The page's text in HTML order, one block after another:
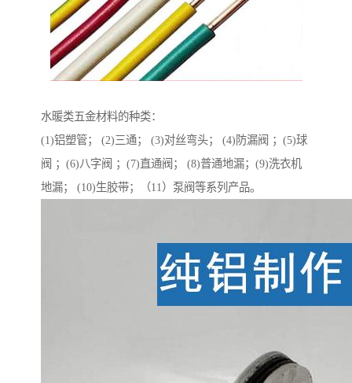
水暖类五金材料的种类：
(1)铝塑管； (2)三通； (3)对丝弯头； (4)防漏阀 ；(5)球
阀 ；(6)八字阀 ；(7)直通阀； (8)普通地漏；(9)洗衣机
地漏； (10)生胶带；（11）泵阀等系列产品。